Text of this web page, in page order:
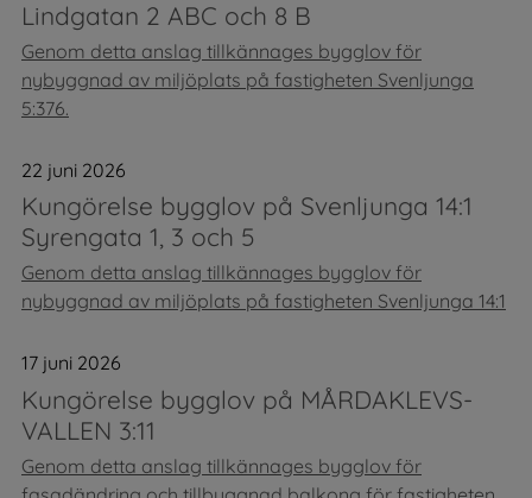
Lindgatan 2 ABC och 8 B
Genom detta anslag tillkännages bygglov för
nybyggnad av miljöplats på fastigheten Svenljunga
5:376.
22 juni 2026
Kungörelse bygglov på Svenljunga 14:1
Syrengata 1, 3 och 5
Genom detta anslag tillkännages bygglov för
nybyggnad av miljöplats på fastigheten Svenljunga 14:1
17 juni 2026
Kungörelse bygglov på MÅRDAKLEVS-
VALLEN 3:11
Genom detta anslag tillkännages bygglov för